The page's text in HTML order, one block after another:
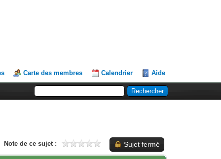
Carte des membres Calendrier Aide
Sujet fermé
Note de ce sujet :